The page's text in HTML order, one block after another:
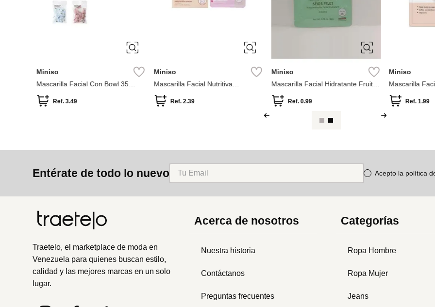
Miniso
Mascarilla Facial Con Bowl 35
Ref. 3.49
Miniso
Mascarilla Facial Nutritiva
Ref.2.39
Miniso
Mascarilla Facial Hidratante Fruit
Ref. 0.99
Miniso
Mascarilla
Ref. 1.99
Entérate de todo lo nuevo Acepto la política
Traetelo, el marketplace de moda en
Venezuela para quienes buscan estilo,
calidad y las mejores marcas en un solo
lugar.
Acerca de nosotros
Nuestra historia
Contáctanos
Preguntas frecuentes
Categorías
Ropa Hombre
Ropa Mujer
Jeans